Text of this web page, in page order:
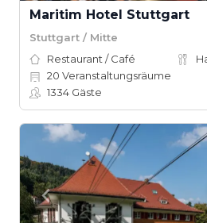
Maritim Hotel Stuttgart
Stuttgart / Mitte
Restaurant / Café
20 Veranstaltungsräume
1334 Gäste